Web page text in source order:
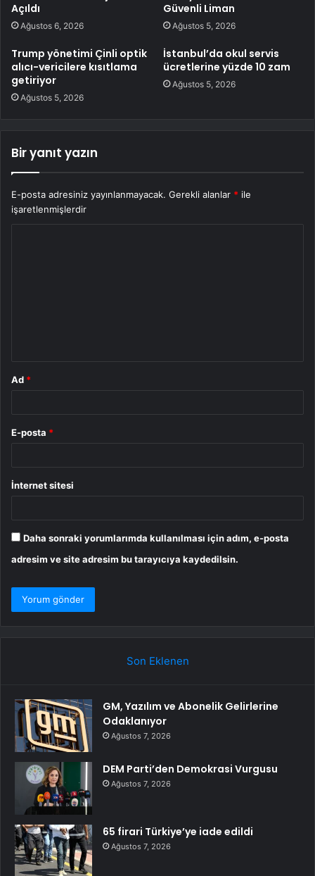
Açıldı
Ağustos 6, 2026
Güvenli Liman
Ağustos 5, 2026
Trump yönetimi Çinli optik
alıcı-vericilere kısıtlama
getiriyor
Ağustos 5, 2026
İstanbul’da okul servis
ücretlerine yüzde 10 zam
Ağustos 5, 2026
Bir yanıt yazın
E-posta adresiniz yayınlanmayacak. Gerekli alanlar * ile
işaretlenmişlerdir
Ad *
E-posta *
İnternet sitesi
Daha sonraki yorumlarımda kullanılması için adım, e-posta
adresim ve site adresim bu tarayıcıya kaydedilsin.
Son Eklenen
GM, Yazılım ve Abonelik Gelirlerine
Odaklanıyor
Ağustos 7, 2026
DEM Parti’den Demokrasi Vurgusu
Ağustos 7, 2026
65 firari Türkiye’ye iade edildi
Ağustos 7, 2026